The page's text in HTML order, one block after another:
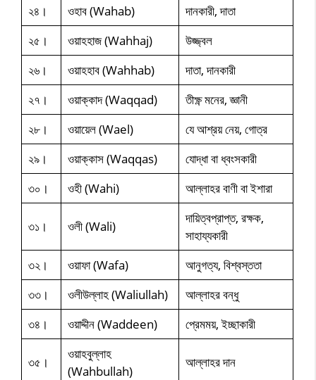
২৪।
ওহাব (Wahab)
দানকারী, দাতা
২৫।
ওয়াহহাজ (Wahhaj)
উজ্জ্বল
২৬।
ওয়াহহাব (Wahhab)
দাতা, দানকারী
২৭।
ওয়াক্কাদ (Waqqad)
তীক্ষ্ণ মনের, জ্ঞানী
২৮।
ওয়ায়েল (Wael)
যে আশ্রয় নেয়, গোত্র
২৯।
ওয়াক্কাস (Waqqas)
যোদ্ধা বা ধ্বংসকারী
৩০।
ওহী (Wahi) আল্লাহর বাণী বা ইশারা
৩১। ওলী (Wali)
দায়িত্বপ্রাপ্ত, রক্ষক,
সাহায্যকারী
৩২।
ওয়াফা (Wafa)
আনুগত্য, বিশ্বস্ততা
৩৩।
ওলীউল্লাহ (Waliullah)
আল্লাহর বন্ধু
৩৪।
ওয়াদ্দীন (Waddeen) প্রেমময়, ইচ্ছাকারী
৩৫।
ওয়াহবুল্লাহ
(Wahbullah)
আল্লাহর দান